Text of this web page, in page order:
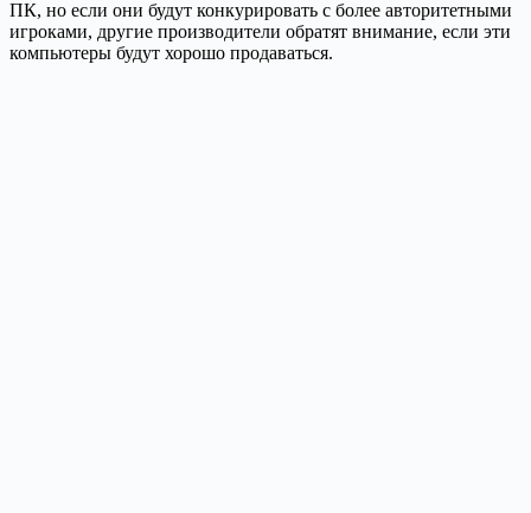
ПК, но если они будут конкурировать с более авторитетными
игроками, другие производители обратят внимание, если эти
компьютеры будут хорошо продаваться.